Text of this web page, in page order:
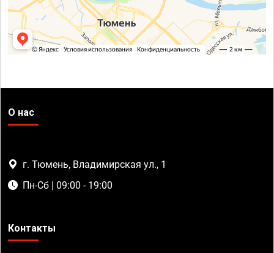
О нас
г. Тюмень, Владимирская ул., 1
Пн-Сб | 09:00 - 19:00
Контакты